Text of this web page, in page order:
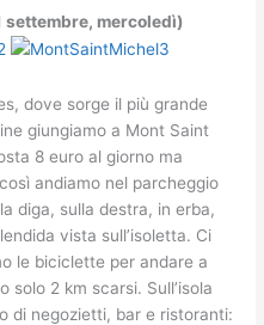
settembre, mercoledì)
dove sorge il più grande
giungiamo a Mont Saint
8 euro al giorno ma
andiamo nel parcheggio
diga, sulla destra, in erba,
vista sull’isoletta. Ci
le biciclette per andare a
solo 2 km scarsi. Sull’isola
di negozietti, bar e ristoranti: